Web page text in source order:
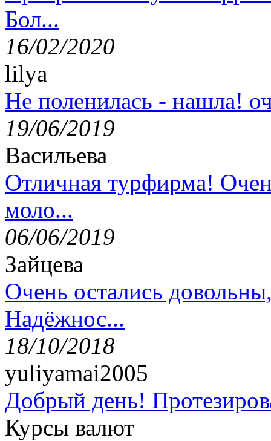
Бол...
16/02/2020
lilya
Не поленилась - нашла!
19/06/2019
Васильева
Отличная турфирма!
моло...
06/06/2019
Зайцева
Очень остались
Надёжнос...
18/10/2018
yuliyamai2005
Добрый день!
Курсы валют